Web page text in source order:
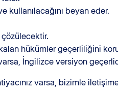
kullanılacağını beyan eder.
hükümler geçerliliğini
İngilizce versiyon
varsa, bizimle